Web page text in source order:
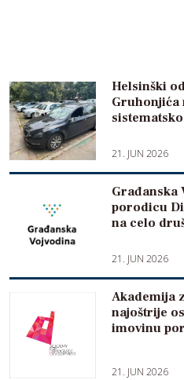
Helsinški
Gruhonjića
21. JUN 2026
Građanska
porodicu
na celo
21. JUN 2026
Akademija
najoštrije
imovinu
21. JUN 2026